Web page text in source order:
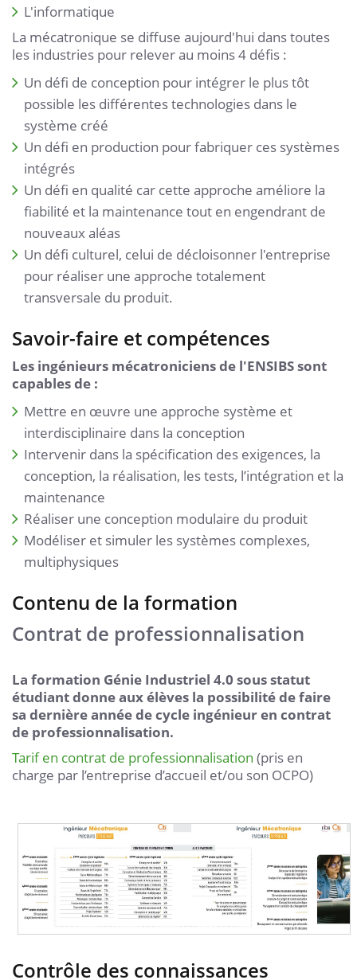
L'informatique
La mécatronique se diffuse aujourd'hui dans toutes
les industries pour relever au moins 4 défis :
Un défi de conception pour intégrer le plus tôt
possible les différentes technologies dans le
système créé
Un défi en production pour fabriquer ces systèmes
intégrés
Un défi en qualité car cette approche améliore la
fiabilité et la maintenance tout en engendrant de
nouveaux aléas
Un défi culturel, celui de décloisonner l'entreprise
pour réaliser une approche totalement
transversale du produit.
Savoir-faire et compétences
Les ingénieurs mécatroniciens de l'ENSIBS sont
capables de :
Mettre en œuvre une approche système et
interdisciplinaire dans la conception
Intervenir dans la spécification des exigences, la
conception, la réalisation, les tests, l’intégration et la
maintenance
Réaliser une conception modulaire du produit
Modéliser et simuler les systèmes complexes,
multiphysiques
Contenu de la formation
Contrat de professionnalisation
La formation Génie Industriel 4.0 sous statut
étudiant donne aux élèves la possibilité de faire
sa dernière année de cycle ingénieur en contrat
de professionnalisation.
Tarif en contrat de professionnalisation (pris en
charge par l’entreprise d’accueil et/ou son OCPO)
Contrôle des connaissances